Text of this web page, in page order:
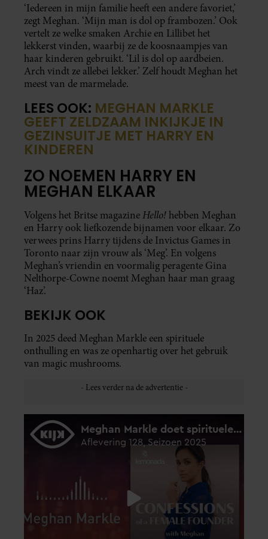
‘Iedereen in mijn familie heeft een andere favoriet,’
zegt Meghan. ‘Mijn man is dol op frambozen.’ Ook
vertelt ze welke smaken Archie en Lillibet het
lekkerst vinden, waarbij ze de koosnaampjes van
haar kinderen gebruikt. ‘Lil is dol op aardbeien.
Arch vindt ze allebei lekker.’ Zelf houdt Meghan het
meest van de marmelade.
LEES OOK: MEGHAN MARKLE
GEEFT ZELDZAAM INKIJKJE IN
GEZINSUITJE MET HARRY EN
KINDEREN
ZO NOEMEN HARRY EN
MEGHAN ELKAAR
Volgens het Britse magazine Hello! hebben Meghan
en Harry ook liefkozende bijnamen voor elkaar. Zo
verwees prins Harry tijdens de Invictus Games in
Toronto naar zijn vrouw als ‘Meg’. En volgens
Meghan’s vriendin en voormalig peragente Gina
Nelthorpe-Cowne noemt Meghan haar man graag
‘Haz’.
BEKIJK OOK
In 2025 deed Meghan Markle een spirituele
onthulling en was ze openhartig over het gebruik
van magic mushrooms.